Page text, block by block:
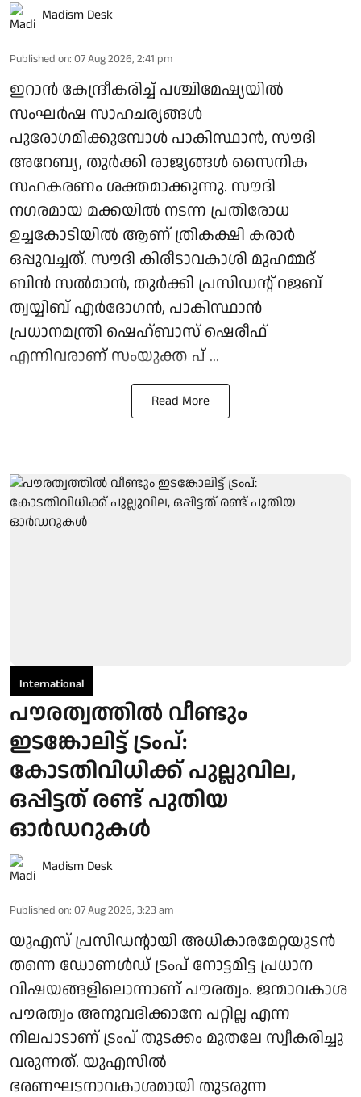
Madism Desk
Published on: 07 Aug 2026, 2:41 pm
ഇറാന്‍ കേന്ദ്രീകരിച്ച് പശ്ചിമേഷ്യയില്‍
സംഘര്‍ഷ സാഹചര്യങ്ങള്‍
പുരോഗമിക്കുമ്പോള്‍ പാകിസ്ഥാന്‍, സൗദി
അറേബ്യ, തുര്‍ക്കി രാജ്യങ്ങള്‍ സൈനിക
സഹകരണം ശക്തമാക്കുന്നു. സൗദി
നഗരമായ മക്കയില്‍ നടന്ന പ്രതിരോധ
ഉച്ചകോടിയില്‍ ആണ് ത്രികക്ഷി കരാര്‍
ഒപ്പുവച്ചത്. സൗദി കിരീടാവകാശി മുഹമ്മദ്
ബിന്‍ സല്‍മാന്‍, തുര്‍ക്കി പ്രസിഡന്റ് റജബ്
ത്വയ്യിബ് എര്‍ദോഗന്‍, പാകിസ്ഥാന്‍
പ്രധാനമന്ത്രി ഷെഹ്ബാസ് ഷെരീഫ്
എന്നിവരാണ് സംയുക്ത പ് ...
Read More
International
പൗരത്വത്തിൽ വീണ്ടും
ഇടങ്കോലിട്ട് ട്രംപ്:
കോടതിവിധിക്ക് പുല്ലുവില,
ഒപ്പിട്ടത് രണ്ട് പുതിയ
ഓർഡറുകൾ
Madism Desk
Published on: 07 Aug 2026, 3:23 am
യുഎസ് പ്രസിഡന്റായി അധികാരമേറ്റയുടൻ
തന്നെ ഡോണൾഡ് ട്രംപ് നോട്ടമിട്ട പ്രധാന
വിഷയങ്ങളിലൊന്നാണ് പൗരത്വം. ജന്മാവകാശ
പൗരത്വം അനുവദിക്കാനേ പറ്റില്ല എന്ന
നിലപാടാണ് ട്രംപ് തുടക്കം മുതലേ സ്വീകരിച്ചു
വരുന്നത്. യുഎസിൽ
ഭരണഘടനാവകാശമായി തുടരുന്ന